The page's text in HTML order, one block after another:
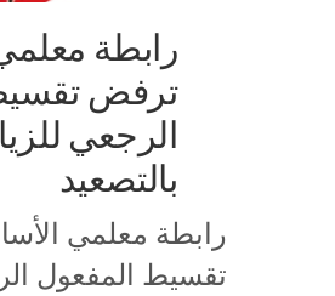
رابطة
ترفض
الرجعي
بالتصعيد
رابطة معلمي
تقسيط المفعول